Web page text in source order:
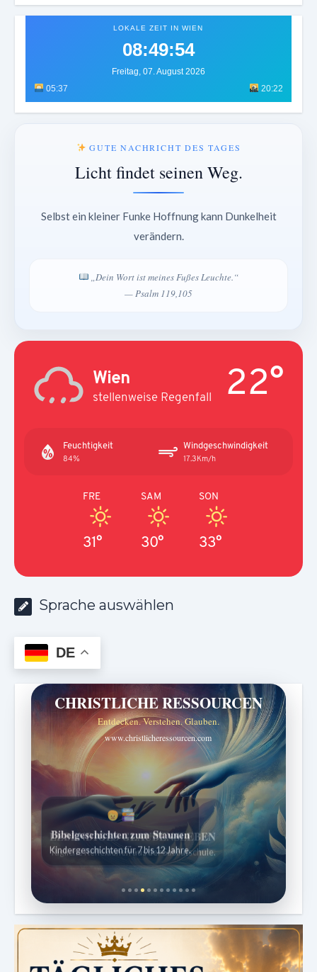
LOKALE ZEIT IN WIEN
08:49:57
Freitag, 07. August 2026
05:37
20:22
GUTE NACHRICHT DES TAGES
Licht findet seinen Weg.
Selbst ein kleiner Funke Hoffnung kann Dunkelheit
verändern.
„Dein Wort ist meines Fußes Leuchte.“
— Psalm 119,105
Wien
stellenweise Regenfall 22°
Feuchtigkeit
84%
Windgeschwindigkeit
17.3Km/h
FRE
31°
SAM
30°
SON
33°
Sprache auswählen
DE
CHRISTLICHE RESSOURCEN
Entdecken. Verstehen. Glauben.
www.christlicheressourcen.com
Bibelgeschichten zum Staunen
Kindergeschichten für 7 bis 12 Jahre.